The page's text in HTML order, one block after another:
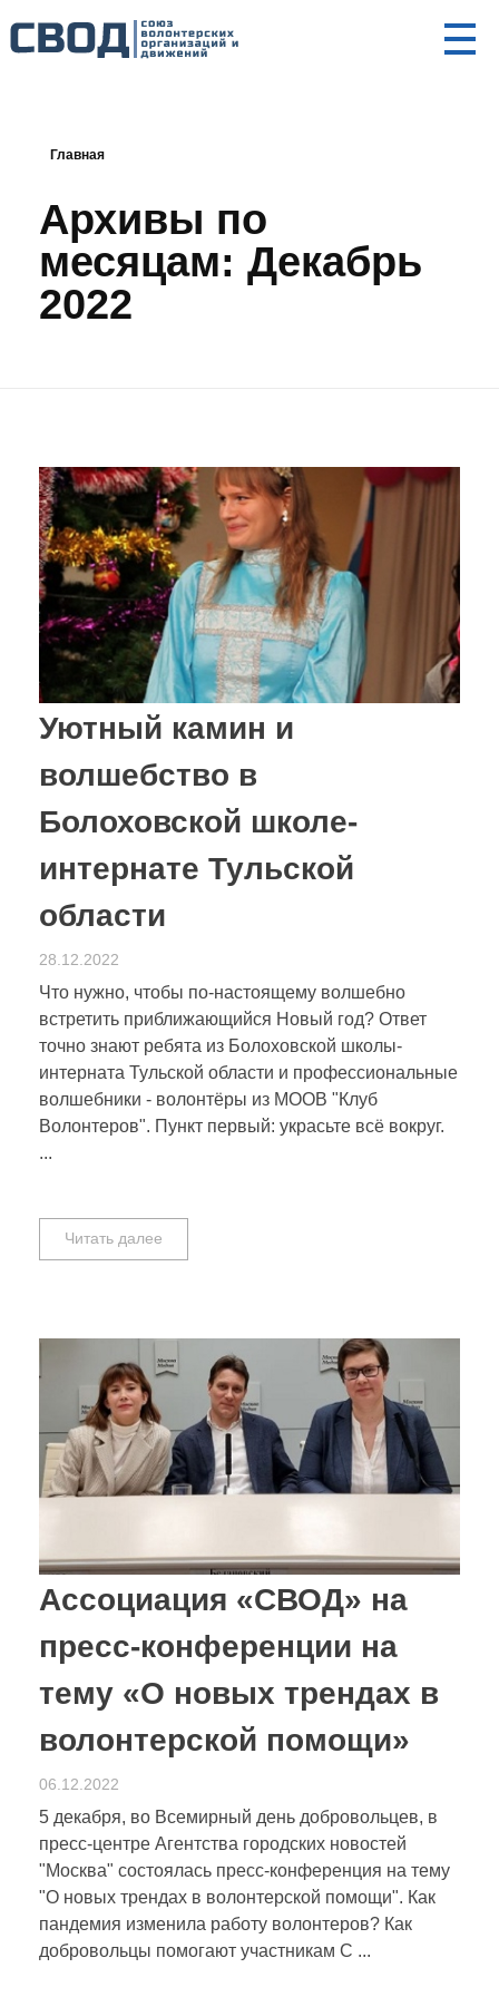
Главная
Архивы по
месяцам: Декабрь
2022
Уютный камин и
волшебство в
Болоховской школе-
интернате Тульской
области
28.12.2022
Что нужно, чтобы по-настоящему волшебно
встретить приближающийся Новый год? Ответ
точно знают ребята из Болоховской школы-
интерната Тульской области и профессиональные
волшебники - волонтёры из МООВ "Клуб
Волонтеров". Пункт первый: украсьте всё вокруг.
...
Читать далее
Ассоциация «СВОД» на
пресс-конференции на
тему «О новых трендах в
волонтерской помощи»
06.12.2022
5 декабря, во Всемирный день добровольцев, в
пресс-центре Агентства городских новостей
"Москва" состоялась пресс-конференция на тему
"О новых трендах в волонтерской помощи". Как
пандемия изменила работу волонтеров? Как
добровольцы помогают участникам С ...